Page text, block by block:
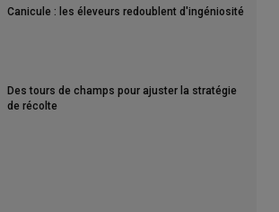
Canicule : les éleveurs redoublent d'ingéniosité
Des tours de champs pour ajuster la stratégie
de récolte